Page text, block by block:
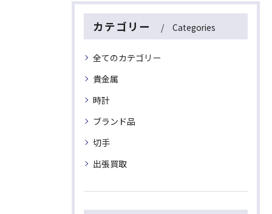
カテゴリー Categories
全てのカテゴリー
貴金属
時計
ブランド品
切手
出張買取